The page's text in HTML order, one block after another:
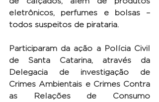
eletrônicos, perfumes e bolsas –
todos suspeitos de pirataria.
Participaram da ação a Polícia Civil
de Santa Catarina, através da
Delegacia de investigação de
Crimes Ambientais e Crimes Contra
as Relações de Consumo